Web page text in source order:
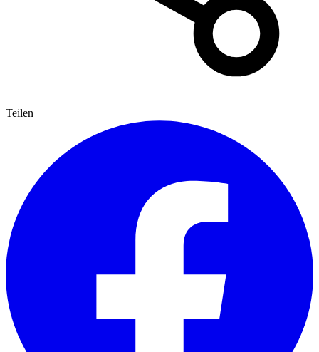
Teilen